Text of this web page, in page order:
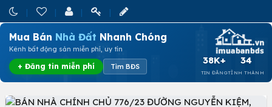
Mua Bán Nhà Đất Nhanh Chóng
Kênh bất động sản miễn phí, uy tín
+ Đăng tin miễn phí Tìm BĐS
38K+
TIN ĐĂNG
34
TỈNH THÀNH